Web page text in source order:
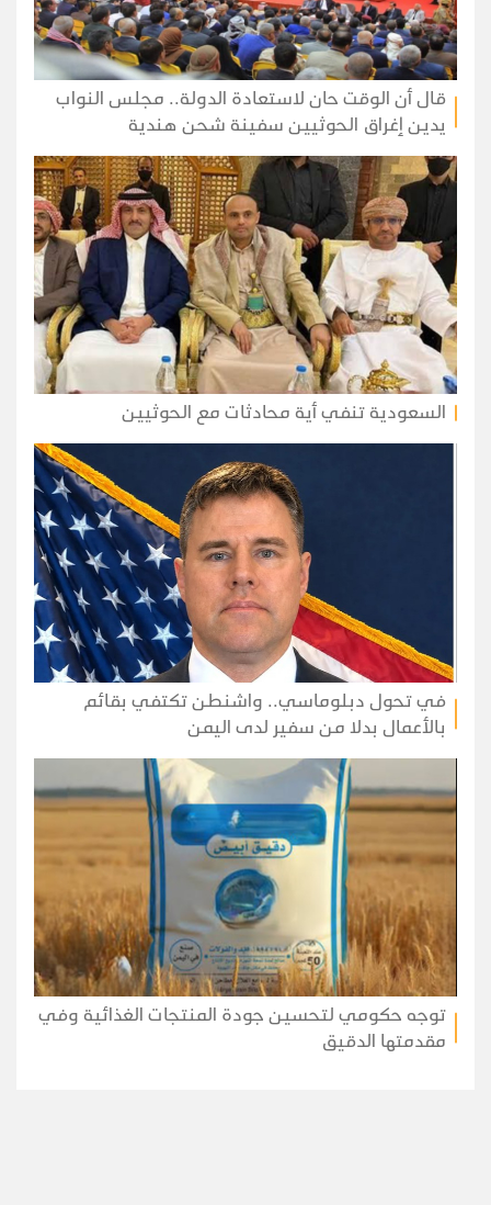
قال أن الوقت حان لاستعادة الدولة.. مجلس النواب
يدين إغراق الحوثيين سفينة شحن هندية
السعودية تنفي أية محادثات مع الحوثيين
في تحول دبلوماسي.. واشنطن تكتفي بقائم
بالأعمال بدلا من سفير لدى اليمن
توجه حكومي لتحسين جودة المنتجات الغذائية وفي
مقدمتها الدقيق